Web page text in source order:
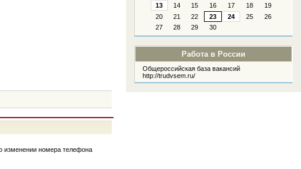
13
14 15 16 17 18
19
20
21 22 23 24 25
26
27
28 29 30
Работа в России
Общероссийская база вакансий
http://trudvsem.ru/
изменении номера телефона